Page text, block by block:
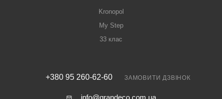
Kronopol
My Step
33 клас
+380 95 260-62-60 ЗАМОВИТИ ДЗВІНОК
info@grandeco.com.ua